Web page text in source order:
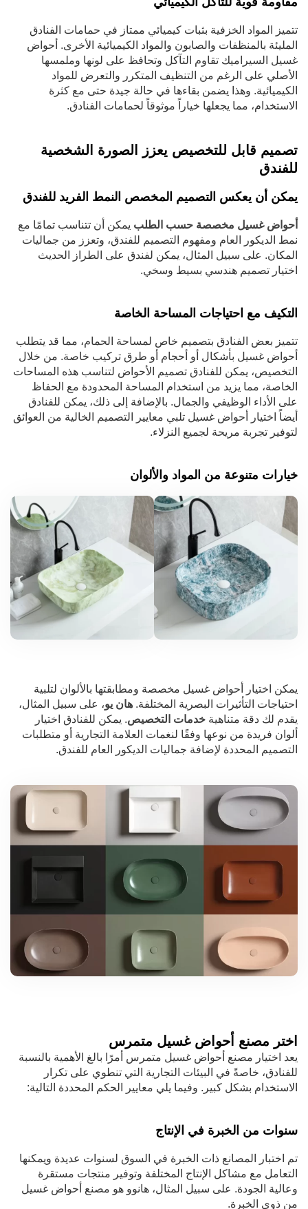
تتميز المواد الخزفية بثبات كيميائي ممتاز في حمامات الفنادق
المليئة بالمنظفات والصابون والمواد الكيميائية الأخرى. أحواض
غسيل السيراميك تقاوم التآكل وتحافظ على لونها وملمسها
الأصلي على الرغم من التنظيف المتكرر والتعرض للمواد
الكيميائية. وهذا يضمن بقاءها في حالة جيدة حتى مع كثرة
الاستخدام، مما يجعلها خياراً موثوقاً لحمامات الفنادق.
تصميم قابل للتخصيص يعزز الصورة الشخصية
للفندق
يمكن أن يعكس التصميم المخصص النمط الفريد للفندق
أحواض غسيل مخصصة حسب الطلب يمكن أن تتناسب تمامًا مع
نمط الديكور العام ومفهوم التصميم للفندق، وتعزز من جماليات
المكان. على سبيل المثال، يمكن لفندق على الطراز الحديث
اختيار تصميم هندسي بسيط وسخي.
التكيف مع احتياجات المساحة الخاصة
تتميز بعض الفنادق بتصميم خاص لمساحة الحمام، مما قد يتطلب
أحواض غسيل بأشكال أو أحجام أو طرق تركيب خاصة. من خلال
التخصيص، يمكن للفنادق تصميم الأحواض لتناسب هذه المساحات
الخاصة، مما يزيد من استخدام المساحة المحدودة مع الحفاظ
على الأداء الوظيفي والجمال. بالإضافة إلى ذلك، يمكن للفنادق
أيضاً اختيار أحواض غسيل تلبي معايير التصميم الخالية من العوائق
لتوفير تجربة مريحة لجميع النزلاء.
خيارات متنوعة من المواد والألوان
يمكن اختيار أحواض غسيل مخصصة ومطابقتها بالألوان لتلبية
احتياجات التأثيرات البصرية المختلفة. هان يو، على سبيل المثال،
يقدم لك دقة متناهية خدمات التخصيص. يمكن للفنادق اختيار
ألوان فريدة من نوعها وفقًا لنغمات العلامة التجارية أو متطلبات
التصميم المحددة لإضافة جماليات الديكور العام للفندق.
اختر مصنع أحواض غسيل متمرس
يعد اختيار مصنع أحواض غسيل متمرس أمرًا بالغ الأهمية بالنسبة
للفنادق، خاصةً في البيئات التجارية التي تنطوي على تكرار
الاستخدام بشكل كبير. وفيما يلي معايير الحكم المحددة التالية:
سنوات من الخبرة في الإنتاج
تم اختبار المصانع ذات الخبرة في السوق لسنوات عديدة ويمكنها
التعامل مع مشاكل الإنتاج المختلفة وتوفير منتجات مستقرة
وعالية الجودة. على سبيل المثال، هانوو هو مصنع أحواض غسيل
من ذوي الخبرة.